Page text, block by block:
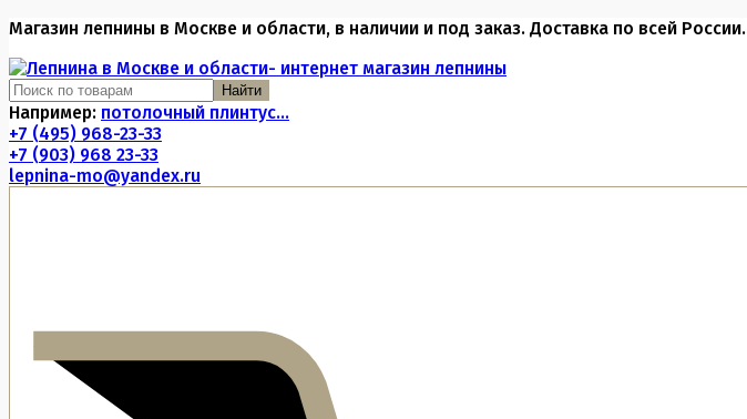
Магазин лепнины в Москве и области, в наличии и под заказ. Доставка по всей России.
Найти
Например: потолочный плинтус...
+7 (495) 968-23-33
+7 (903) 968 23-33
lepnina-mo@yandex.ru